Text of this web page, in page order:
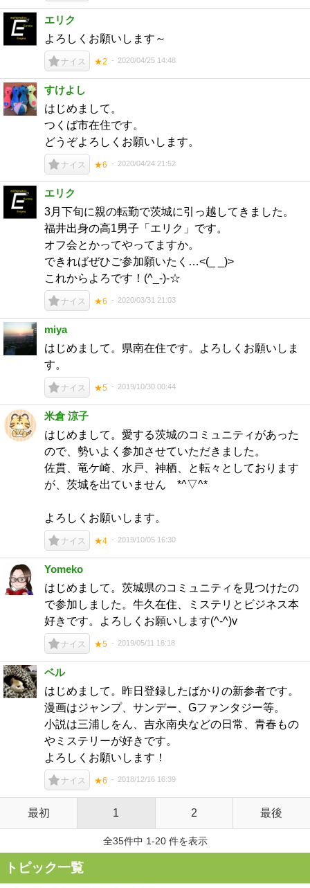
エリク
よろしくお願いします～
ナイス ★2 2020/04/25 14:48
すけよし
はじめまして。
つくば市在住です。
どうぞよろしくお願いします。
ナイス ★6 2020/04/24 21:52
エリク
3月下旬に親の転勤で茨城に引っ越してきました。
福井出身の高1男子「エリク」です。
オフ会とかってやってますか。
できればぜひご参加願いたく…<(_ _)>
これからよろです！(^_-)-☆
ナイス ★6 2020/03/31 21:03
miya
はじめまして。県南在住です。よろしくお願いしま
す。
ナイス ★5 2019/10/30 00:44
米倉 涼子
はじめまして。愛する茨城のコミュニティがあった
ので、勢いよく参加させていただきました。
佐貫、竜ケ崎、水戸、神栖、と転々としております
が、茨城を出ていません *^▽^*
よろしくお願いします。
ナイス ★4 2019/10/05 16:30
Yomeko
はじめまして。茨城県のコミュニティを見つけたの
で参加しました。牛久在住、ミステリとビジネス本
好きです。よろしくお願いします(^-^)v
ナイス ★5 2019/05/11 16:18
ベル
はじめまして。昨日登録したばかりの新参者です。
漫画はジャンプ、サンデー、Gファンタジー等。
小説は三浦しをん、吉永南央などの日常、青春もの
やミステリーが好きです。
よろしくお願いします！
ナイス ★6 2018/12/16 16:39
最初 1 2 最後
全35件中 1-20 件を表示
トピック一覧